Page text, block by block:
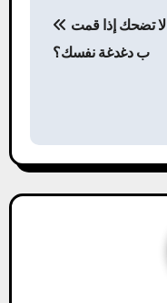
n
a
ب دغدغة نفسك؟